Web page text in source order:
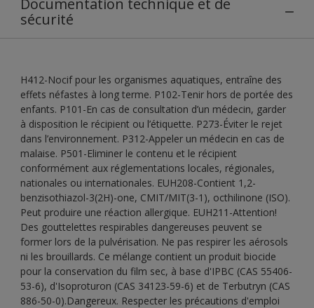
sécurité
H412-Nocif pour les organismes aquatiques, entraîne des
effets néfastes à long terme. P102-Tenir hors de portée des
enfants. P101-En cas de consultation d’un médecin, garder
à disposition le récipient ou l’étiquette. P273-Éviter le rejet
dans l’environnement. P312-Appeler un médecin en cas de
malaise. P501-Eliminer le contenu et le récipient
conformément aux réglementations locales, régionales,
nationales ou internationales. EUH208-Contient 1,2-
benzisothiazol-3(2H)-one, CMIT/MIT(3-1), octhilinone (ISO).
Peut produire une réaction allergique. EUH211-Attention!
Des gouttelettes respirables dangereuses peuvent se
former lors de la pulvérisation. Ne pas respirer les aérosols
ni les brouillards. Ce mélange contient un produit biocide
pour la conservation du film sec, à base d'IPBC (CAS 55406-
53-6), d'Isoproturon (CAS 34123-59-6) et de Terbutryn (CAS
886-50-0).Dangereux. Respecter les précautions d'emploi